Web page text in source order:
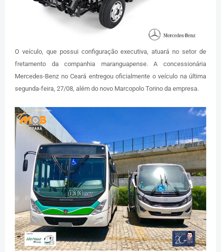
O veículo, que possui configuração executiva, atuará no setor de
fretamento da companhia maranguapense. A concessionária
Mercedes-Benz no Ceará entregou oficialmente o veículo na última
segunda-feira, 27/08, além do novo Marcopolo Torino da empresa.